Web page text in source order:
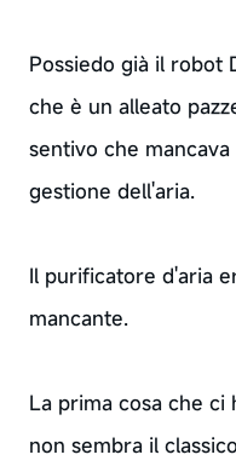
Possiedo già il robot
che è un alleato
sentivo che
gestione dell'aria.
Il purificatore d'aria
mancante.
La prima cosa che ci
non sembra il